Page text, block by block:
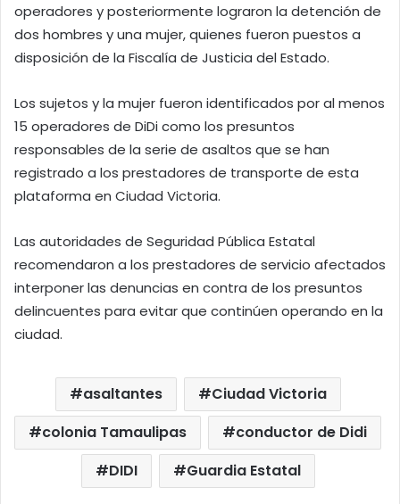
operadores y posteriormente lograron la detención de
dos hombres y una mujer, quienes fueron puestos a
disposición de la Fiscalía de Justicia del Estado.
Los sujetos y la mujer fueron identificados por al menos
15 operadores de DiDi como los presuntos
responsables de la serie de asaltos que se han
registrado a los prestadores de transporte de esta
plataforma en Ciudad Victoria.
Las autoridades de Seguridad Pública Estatal
recomendaron a los prestadores de servicio afectados
interponer las denuncias en contra de los presuntos
delincuentes para evitar que continúen operando en la
ciudad.
asaltantes
Ciudad Victoria
colonia Tamaulipas
conductor de Didi
DIDI
Guardia Estatal